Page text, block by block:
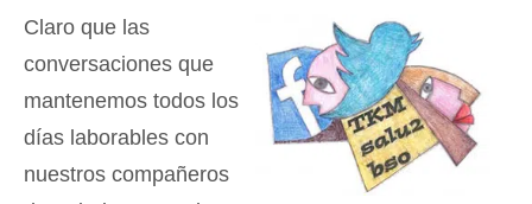
Claro que las
conversaciones que
mantenemos todos los
días laborables con
nuestros compañeros